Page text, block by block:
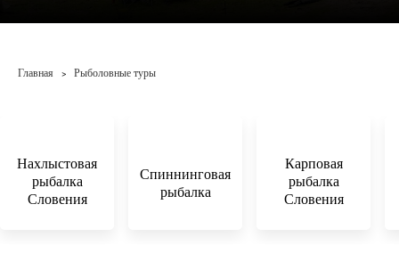
Главная > Рыболовные туры
Нахлыстовая
рыбалка
Словения
Спиннинговая
рыбалка
Карповая
рыбалка
Словения